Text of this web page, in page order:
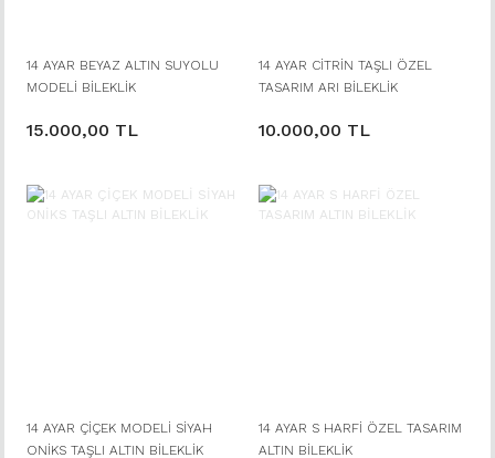
14 AYAR BEYAZ ALTIN SUYOLU
MODELİ BİLEKLİK
15.000,00 TL
14 AYAR CİTRİN TAŞLI ÖZEL
TASARIM ARI BİLEKLİK
10.000,00 TL
14 AYAR ÇİÇEK MODELİ SİYAH
ONİKS TAŞLI ALTIN BİLEKLİK
14 AYAR S HARFİ ÖZEL TASARIM
ALTIN BİLEKLİK